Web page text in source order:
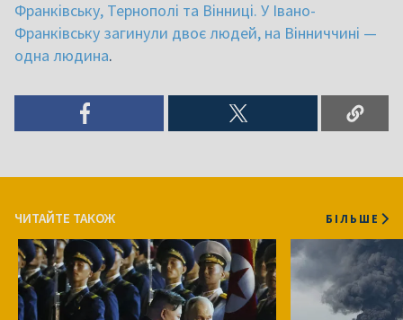
Франківську, Тернополі та Вінниці. У Івано-
Франківську загинули двоє людей, на Вінниччині —
одна людина.
ЧИТАЙТЕ ТАКОЖ БІЛЬШЕ